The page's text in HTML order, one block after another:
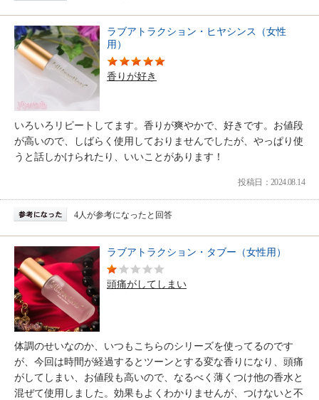
ラブアトラクション・ヒヤシンス（女性
用）
香りが好き
いろいろリピートしてます。香りが爽やかで、好きです。お値段
が高いので、しばらく使用しておりませんでしたが、やっぱり使
うと話しかけられたり、いいことがあります！
投稿日：2024.08.14
4人が参考になったと回答
ラブアトラクション・タブー（女性用）
頭痛がしてしまい
体調のせいなのか、いつもこちらのシリーズを使ってるのです
が、今回は時間が経過するとツーンとする変な香りになり、頭痛
がしてしまい、お値段も高いので、なるべく薄くつけ他の香水と
混ぜて使用しました。効果もよくわかりませんが、つけないと不